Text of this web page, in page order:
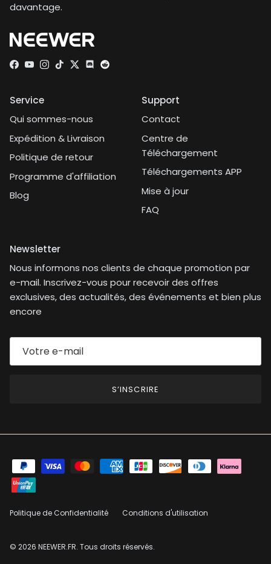
davantage.
Facebook
YouTube
Instagram
TikTokTwitter
Discord
Service
Qui sommes-nous
Expédition & Livraison
Politique de retour
Programme d'affiliation
Blog
Support
Contact
Centre de
Téléchargement
Téléchargements APP
Mise à jour
FAQ
Newsletter
Nous informons nos clients de chaque promotion par
e-mail. Inscrivez-vous pour recevoir des offres
exclusives, des actualités, des événements et bien plus
encore
S’INSCRIRE
Politique de Confidentialité Conditions d'utilisation
© 2026 NEEWER.FR. Tous droits réservés.